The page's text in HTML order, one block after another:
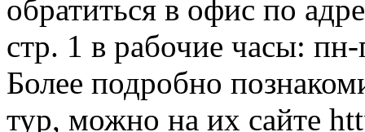
обратиться в офис по
стр. 1 в рабочие часы:
Более подробно
тур, можно на их сайте